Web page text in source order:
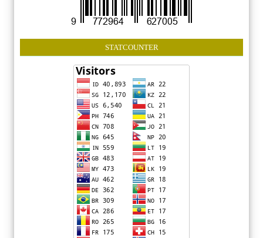
STATCOUNTER